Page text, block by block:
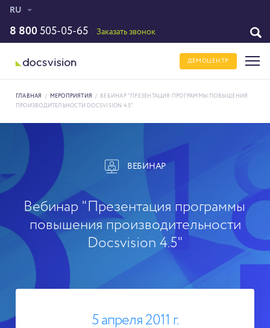
RU
8 800 505-05-65 Заказать звонок
ДЕМОЦЕНТР
ГЛАВНАЯ / МЕРОПРИЯТИЯ /
ВЕБИНАР "ПРЕЗЕНТАЦИЯ ПРОГРАММЫ ПОВЫШЕНИЯ
ПРОИЗВОДИТЕЛЬНОСТИ DOCSVISION 4.5"
ВЕБИНАР
Вебинар "Презентация программы
повышения производительности
Docsvision 4.5"
5 апреля 2011 г.